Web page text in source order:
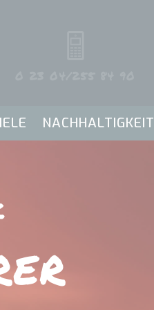
NACHHALTIGKEIT